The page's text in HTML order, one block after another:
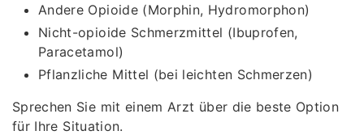
Andere Opioide (Morphin, Hydromorphon)
Nicht-opioide Schmerzmittel (Ibuprofen,
Paracetamol)
Pflanzliche Mittel (bei leichten Schmerzen)
Sprechen Sie mit einem Arzt über die beste Option
für Ihre Situation.